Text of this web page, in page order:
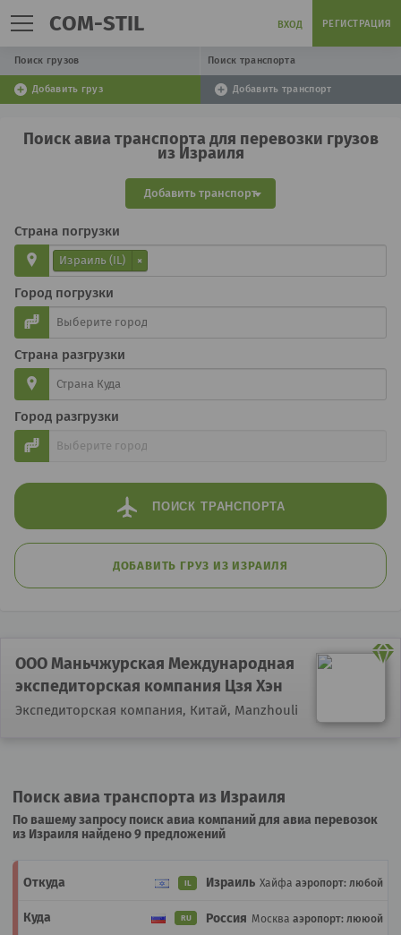
COM-STIL ВХОД РЕГИСТРАЦИЯ
Поиск грузов Поиск транспорта
Добавить груз Добавить транспорт
Поиск авиа транспорта для перевозки грузов
из Израиля
Добавить транспорт
Страна погрузки
Израиль (IL) ×
Город погрузки
Страна разгрузки
Город разгрузки
ПОИСК ТРАНСПОРТА
ДОБАВИТЬ ГРУЗ ИЗ ИЗРАИЛЯ
ООО Маньчжурская Международная
экспедиторская компания Цзя Хэн
Экспедиторская компания, Китай, Manzhouli
Поиск авиа транспорта из Израиля
По вашему запросу поиск авиа компаний для авиа перевозок
из Израиля найдено 9 предложений
IL Израиль Хайфа аэропорт: любой
RU Россия Москва аэропорт: лююой